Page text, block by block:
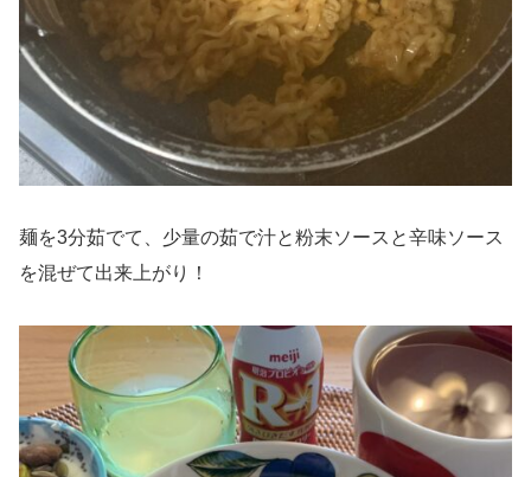
麺を3分茹でて、少量の茹で汁と粉末ソースと辛味ソース
を混ぜて出来上がり！